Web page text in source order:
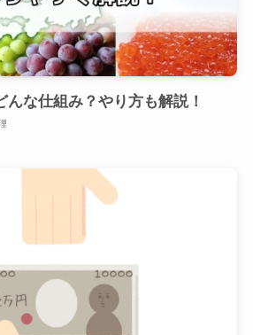
な仕組み？やり方も解説！